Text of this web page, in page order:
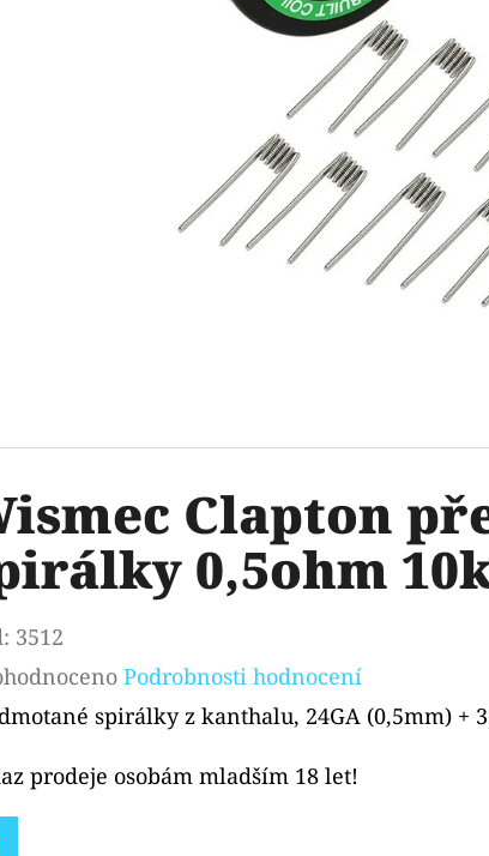
Clapton
0,5ohm
3512
Podrobnosti hodnocení
spirálky z kanthalu, 24GA (0,5mm) +
prodeje osobám mladším 18 let!
ELF BAR ELFA
2PACK
239 Kč